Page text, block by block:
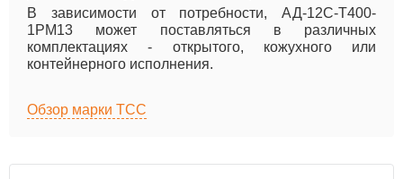
В зависимости от потребности, АД-12С-Т400-
1РМ13 может поставляться в различных
комплектациях - открытого, кожухного или
контейнерного исполнения.
Обзор марки ТСС